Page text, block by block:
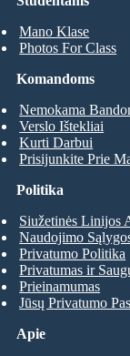
Mano Klase
Photos For Class
Komandoms
Nemokama
Verslo Ištekliai
Kurti Darbui
Prisijunkite Prie
Apie
Politika
Siužetinės Linijos
Naudojimo
Privatumo Politika
Privatumas ir
Prieinamumas
Jūsų Privatumo